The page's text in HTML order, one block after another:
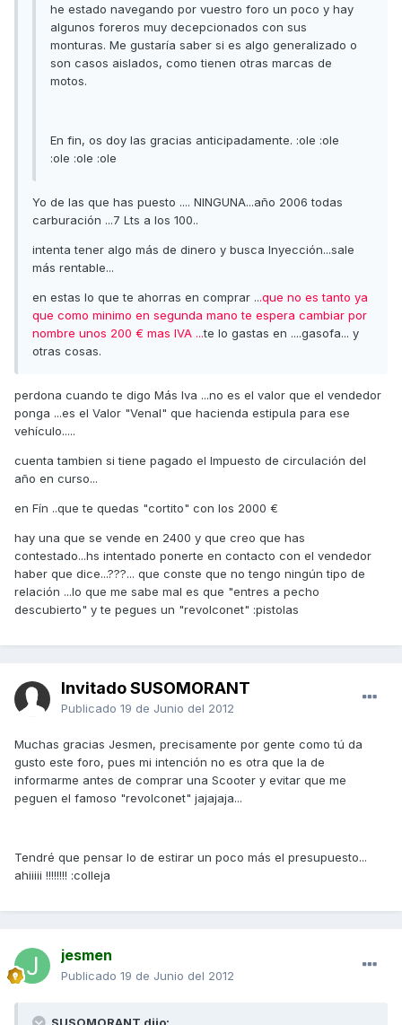
he estado navegando por vuestro foro un poco y hay
algunos foreros muy decepcionados con sus
monturas. Me gustaría saber si es algo generalizado o
son casos aislados, como tienen otras marcas de
motos.
En fin, os doy las gracias anticipadamente. :ole :ole
:ole :ole :ole
Yo de las que has puesto .... NINGUNA...año 2006 todas
carburación ...7 Lts a los 100..
intenta tener algo más de dinero y busca Inyección...sale
más rentable...
en estas lo que te ahorras en comprar ...que no es tanto ya
que como minimo en segunda mano te espera cambiar por
nombre unos 200 € mas IVA ...te lo gastas en ....gasofa... y
otras cosas.
perdona cuando te digo Más Iva ...no es el valor que el vendedor
ponga ...es el Valor "Venal" que hacienda estipula para ese
vehículo.....
cuenta tambien si tiene pagado el Impuesto de circulación del
año en curso...
en Fín ..que te quedas "cortito" con los 2000 €
hay una que se vende en 2400 y que creo que has
contestado...hs intentado ponerte en contacto con el vendedor
haber que dice...???... que conste que no tengo ningún tipo de
relación ...lo que me sabe mal es que "entres a pecho
descubierto" y te pegues un "revolconet" :pistolas
Invitado SUSOMORANT
Publicado 19 de Junio del 2012
Muchas gracias Jesmen, precisamente por gente como tú da
gusto este foro, pues mi intención no es otra que la de
informarme antes de comprar una Scooter y evitar que me
peguen el famoso "revolconet" jajajaja...
Tendré que pensar lo de estirar un poco más el presupuesto...
ahiiiii !!!!!!!! :colleja
jesmen
Publicado 19 de Junio del 2012
SUSOMORANT dijo: